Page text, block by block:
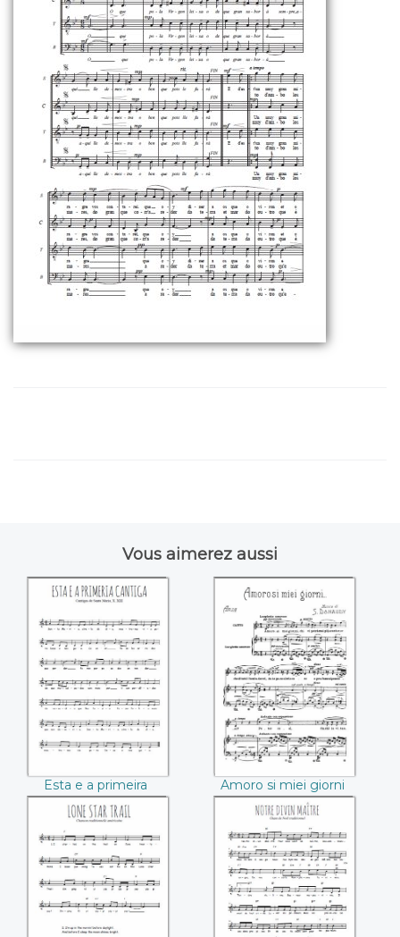
Vous aimerez aussi
Esta e a primeira
cantiga
Esta e a primeira
cantiga
Amoro si miei giorni
(Stefano Donaudy)
Amoro si miei giorni
(Stefano Donaudy)
Lone Star Trail Notre Divin Maître